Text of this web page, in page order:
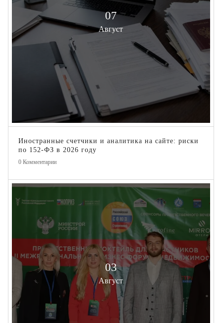
07
Август
Иностранные счетчики и аналитика на сайте: риски
по 152-ФЗ в 2026 году
0 Комментарии
03
Август